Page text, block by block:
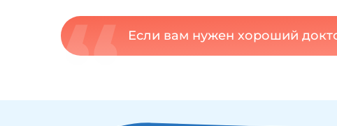
Если вам нужен хороший